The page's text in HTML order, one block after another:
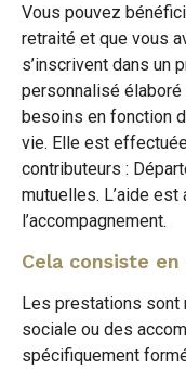
Vous pouvez
retraité et que vous
s’inscrivent dans un
personnalisé
besoins en fonction
vie. Elle est
contributeurs :
mutuelles. L’aide
l’accompagnement.
Cela consiste en
Les prestations sont
sociale ou des
spécifiquement